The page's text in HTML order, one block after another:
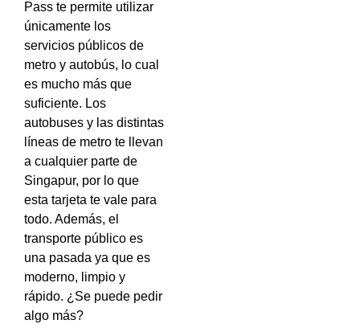
Pass te permite utilizar
únicamente los
servicios públicos de
metro y autobús, lo cual
es mucho más que
suficiente. Los
autobuses y las distintas
líneas de metro te llevan
a cualquier parte de
Singapur, por lo que
esta tarjeta te vale para
todo. Además, el
transporte público es
una pasada ya que es
moderno, limpio y
rápido. ¿Se puede pedir
algo más?